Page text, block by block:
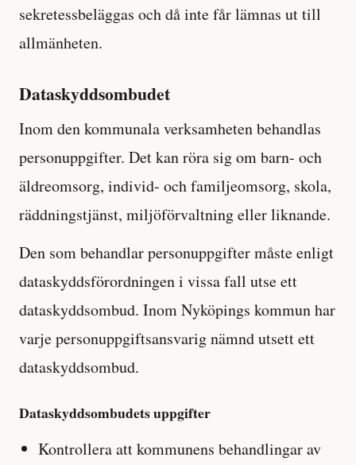
sekretessbeläggas och då inte får lämnas ut till
allmänheten.
Dataskyddsombudet
Inom den kommunala verksamheten behandlas
personuppgifter. Det kan röra sig om barn- och
äldreomsorg, individ- och familjeomsorg, skola,
räddningstjänst, miljöförvaltning eller liknande.
Den som behandlar personuppgifter måste enligt
dataskyddsförordningen i vissa fall utse ett
dataskyddsombud. Inom Nyköpings kommun har
varje personuppgiftsansvarig nämnd utsett ett
dataskyddsombud.
Dataskyddsombudets uppgifter
Kontrollera att kommunens behandlingar av